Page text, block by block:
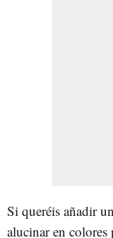
Si queréis añadir
alucinar en colores